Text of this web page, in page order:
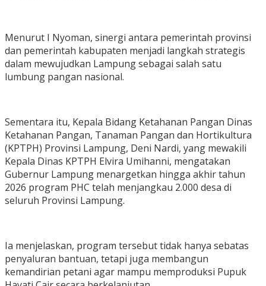
Menurut I Nyoman, sinergi antara pemerintah provinsi
dan pemerintah kabupaten menjadi langkah strategis
dalam mewujudkan Lampung sebagai salah satu
lumbung pangan nasional.
Sementara itu, Kepala Bidang Ketahanan Pangan Dinas
Ketahanan Pangan, Tanaman Pangan dan Hortikultura
(KPTPH) Provinsi Lampung, Deni Nardi, yang mewakili
Kepala Dinas KPTPH Elvira Umihanni, mengatakan
Gubernur Lampung menargetkan hingga akhir tahun
2026 program PHC telah menjangkau 2.000 desa di
seluruh Provinsi Lampung.
Ia menjelaskan, program tersebut tidak hanya sebatas
penyaluran bantuan, tetapi juga membangun
kemandirian petani agar mampu memproduksi Pupuk